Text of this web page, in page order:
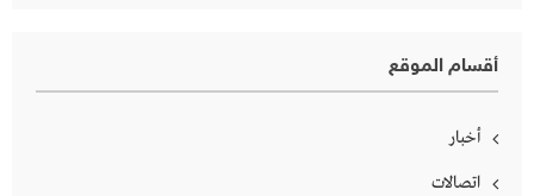
أقسام الموقع
أخبار
اتصالات